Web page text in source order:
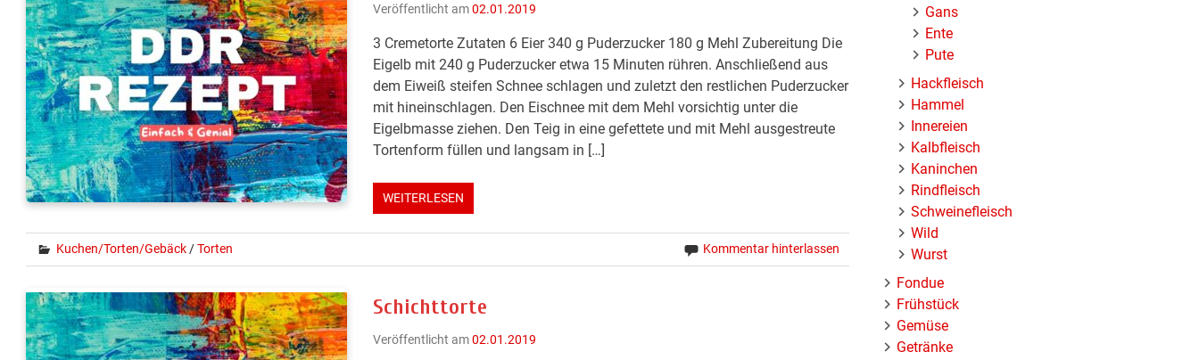
Veröffentlicht am02.01.2019
3 Cremetorte Zutaten 6 Eier 340 g Puderzucker 180 g Mehl Zubereitung Die
Eigelb mit 240 g Puderzucker etwa 15 Minuten rühren. Anschließend aus
dem Eiweiß steifen Schnee schlagen und zuletzt den restlichen Puderzucker
mit hineinschlagen. Den Eischnee mit dem Mehl vorsichtig unter die
Eigelbmasse ziehen. Den Teig in eine gefettete und mit Mehl ausgestreute
Tortenform füllen und langsam in […]
WEITERLESEN
Kuchen/Torten/Gebäck/Torten Kommentar hinterlassen
Schichttorte
Veröffentlicht am02.01.2019
Gans
Ente
Pute
Hackfleisch
Hammel
Innereien
Kalbfleisch
Kaninchen
Rindfleisch
Schweinefleisch
Wild
Wurst
Fondue
Frühstück
Gemüse
Getränke